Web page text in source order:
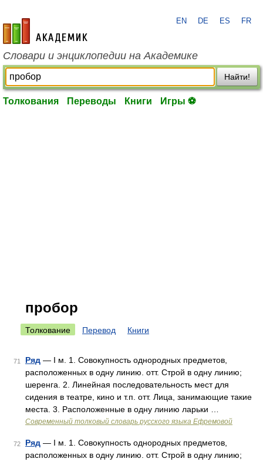
academic.ru
EN DE ES FR
Словари и энциклопедии на Академике
Найти!
Толкования Переводы Книги Игры ⚽
пробор
Толкование Перевод Книги
71 Ряд — I м. 1. Совокупность однородных предметов,
расположенных в одну линию. отт. Строй в одну линию;
шеренга. 2. Линейная последовательность мест для
сидения в театре, кино и т.п. отт. Лица, занимающие такие
места. 3. Расположенные в одну линию ларьки …
Современный толковый словарь русского языка Ефремовой
72 Ряд — I м. 1. Совокупность однородных предметов,
расположенных в одну линию. отт. Строй в одну линию;